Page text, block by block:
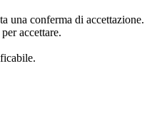
una conferma di accettazione.
accettare.